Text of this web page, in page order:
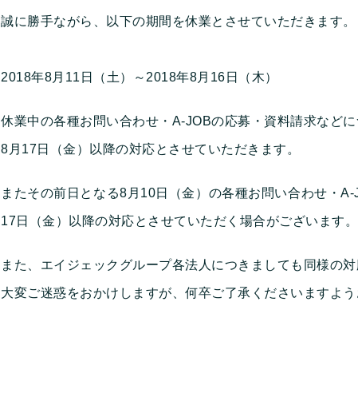
誠に勝手ながら、以下の期間を休業とさせていただきます。
2018年8月11日（土）～2018年8月16日（木）
休業中の各種お問い合わせ・A-JOBの応募・資料請求などに
8月17日（金）以降の対応とさせていただきます。
またその前日となる8月10日（金）の各種お問い合わせ・
17日（金）以降の対応とさせていただく場合がございます。
また、エイジェックグループ各法人につきましても同様の対
大変ご迷惑をおかけしますが、何卒ご了承くださいますよう